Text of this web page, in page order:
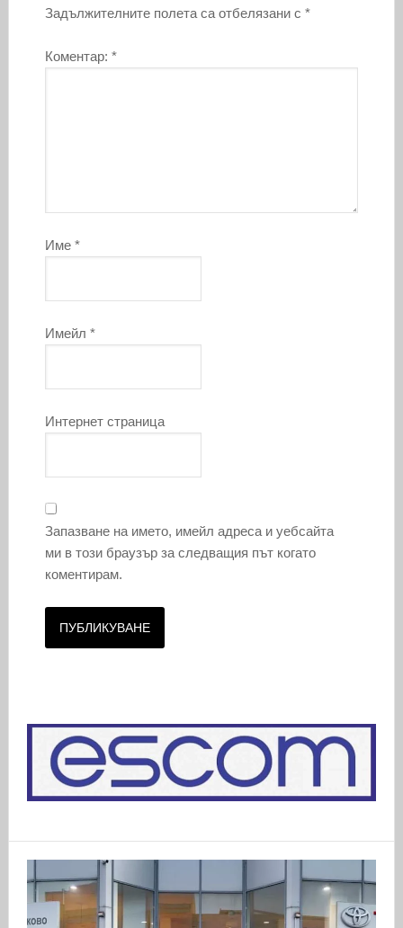
Задължителните полета са отбелязани с *
Коментар: *
Име *
Имейл *
Интернет страница
Запазване на името, имейл адреса и уебсайта
ми в този браузър за следващия път когато
коментирам.